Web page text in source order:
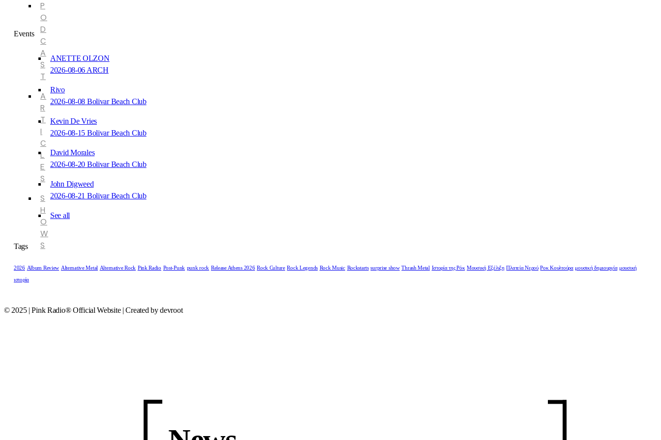
P
O
D
C
A
S
T
A
R
T
I
C
L
E
S
S
H
O
W
S
Events
ANETTE OLZON
2026-08-06 ARCH
Rivo
2026-08-08 Bolivar Beach Club
Kevin De Vries
2026-08-15 Bolivar Beach Club
David Morales
2026-08-20 Bolivar Beach Club
John Digweed
2026-08-21 Bolivar Beach Club
See all
Tags
2026 Album Review Alternative Metal Alternative Rock Pink Radio Post-Punk punk rock Release Athens 2026 Rock Culture Rock Legends Rock Music Rockstarts surprise show Thrash Metal Ιστορία της Ρόκ Μουσική Εξέλιξη Πλατεία Νερού Ροκ Κουλτούρα μουσική δημιουργία μουσική
ιστορία
© 2025 | Pink Radio® Official Website | Created by devroot